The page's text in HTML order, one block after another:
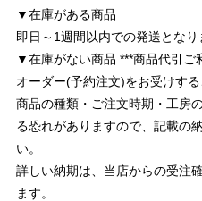
▼在庫がある商品
即日～1週間以内での発送となり
▼在庫がない商品 ***商品代引ご
オーダー(予約注文)をお受けする
商品の種類・ご注文時期・工房
る恐れがありますので、記載の
い。
詳しい納期は、当店からの受注
ます。